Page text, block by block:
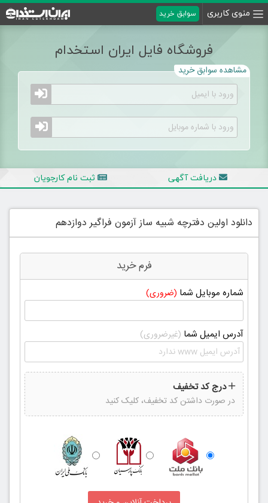
منوی کاربری سوابق خرید
فروشگاه فایل ایران استخدام
مشاهده سوابق خرید
دریافت آگهی ثبت نام کارجویان
دانلود اولین دفترچه شبیه ساز آزمون فراگیر دوازدهم
فرم خرید
شماره موبایل شما (ضروری)
آدرس ایمیل شما (غیرضروری)
درج کد تخفیف
در صورت داشتن کد تخفیف، کلیک کنید